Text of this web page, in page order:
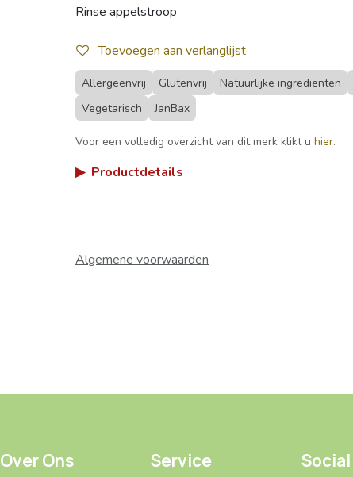
Rinse appelstroop
Toevoegen aan verlanglijst
Allergeenvrij Glutenvrij Natuurlijke ingrediënten
Vegetarisch
JanBax
Voor een volledig overzicht van dit merk klikt u hier.
▶ Productdetails
Algemene voorwaarden
Over Ons Service